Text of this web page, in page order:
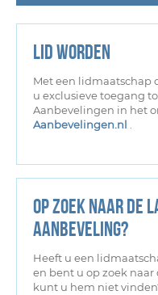
LID WORDEN
Met een lidmaatschap
u exclusieve toegang
Aanbevelingen in het
Aanbevelingen.nl
Op zoek naar de
aanbeveling?
Heeft u een
en bent u op zoek
kunt u hem niet